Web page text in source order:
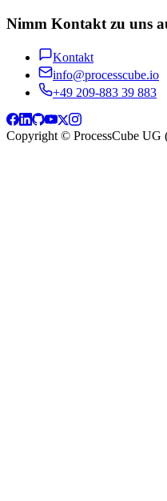
Nimm Kontakt zu uns
Kontakt
info@processcube.io
+49 209-883 39 883
Copyright © ProcessCube UG